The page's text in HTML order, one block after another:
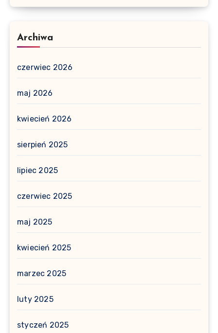
Archiwa
czerwiec 2026
maj 2026
kwiecień 2026
sierpień 2025
lipiec 2025
czerwiec 2025
maj 2025
kwiecień 2025
marzec 2025
luty 2025
styczeń 2025